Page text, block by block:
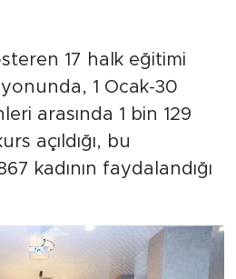
17 halk eğitimi
1 Ocak-30
arasında 1 bin 129
açıldığı, bu
kadının faydalandığı